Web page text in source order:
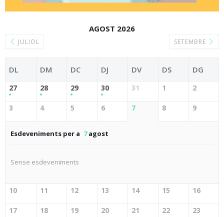
JULIOL
AGOST 2026
SETEMBRE
DL DM DC DJ DV DS DG
27 28 29 30 31 1 2
3 4 5 6 7 8 9
Esdeveniments per a 7agost
Sense esdeveniments
10 11 12 13 14 15 16
17 18 19 20 21 22 23